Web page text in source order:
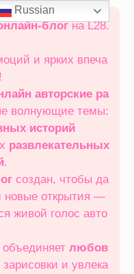
на L28.
и ярких впеча
авторские ра
волнующие темы:
историй
развлекательных
.
создан, чтобы да
новые открытия —
живой голос авто
любов
и увлека
Russian